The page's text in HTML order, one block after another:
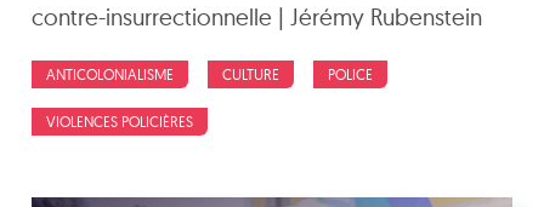
contre-insurrectionnelle | Jérémy Rubenstein
ANTICOLONIALISME CULTURE POLICE
VIOLENCES POLICIÈRES